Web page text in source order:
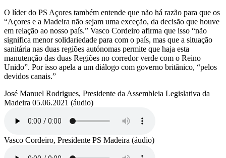
O líder do PS Açores também entende que não há razão para que os
“Açores e a Madeira não sejam uma exceção, da decisão que houve
em relação ao nosso país.” Vasco Cordeiro afirma que isso “não
significa menor solidariedade para com o país, mas que a situação
sanitária nas duas regiões autónomas permite que haja esta
manutenção das duas Regiões no corredor verde com o Reino
Unido”. Por isso apela a um diálogo com governo britânico, “pelos
devidos canais.”
José Manuel Rodrigues, Presidente da Assembleia Legislativa da
Madeira 05.06.2021 (áudio)
Vasco Cordeiro, Presidente PS Madeira (áudio)